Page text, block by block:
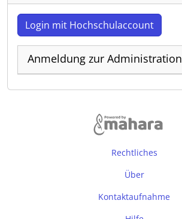
Login mit Hochschulaccount
Anmeldung zur Administration
Rechtliches
Über
Kontaktaufnahme